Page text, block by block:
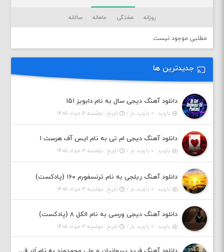
روزانه هفتگی ماهانه سالانه
مطلبی موجود نیست.
جدیدترین ها
دانلود آهنگ دیجی سال به نام دابویز ۱۵۱
بازدید : ۰ بازدید بار / تاریخ : دوشنبه ۱۲ مرداد ۱۴۰۵
دانلود آهنگ دیجی ام تی به نام ایس آف هرست ۱
بازدید : ۰ بازدید بار / تاریخ : دوشنبه ۱۲ مرداد ۱۴۰۵
دانلود آهنگ ریلجی به نام ترنسفورم ۱۶۰ (پادکست)
بازدید : ۰ بازدید بار / تاریخ : دوشنبه ۱۲ مرداد ۱۴۰۵
دانلود آهنگ دیجی ورسی به نام الکل ۸ (پادکست)
بازدید : ۰ بازدید بار / تاریخ : دوشنبه ۱۲ مرداد ۱۴۰۵